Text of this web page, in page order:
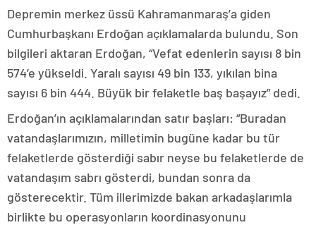
Depremin merkez üssü Kahramanmaraş’a giden
Cumhurbaşkanı Erdoğan açıklamalarda bulundu. Son
bilgileri aktaran Erdoğan, “Vefat edenlerin sayısı 8 bin
574’e yükseldi. Yaralı sayısı 49 bin 133, yıkılan bina
sayısı 6 bin 444. Büyük bir felaketle baş başayız” dedi.
Erdoğan’ın açıklamalarından satır başları: “Buradan
vatandaşlarımızın, milletimin bugüne kadar bu tür
felaketlerde gösterdiği sabır neyse bu felaketlerde de
vatandaşım sabrı gösterdi, bundan sonra da
gösterecektir. Tüm illerimizde bakan arkadaşlarımla
birlikte bu operasyonların koordinasyonunu